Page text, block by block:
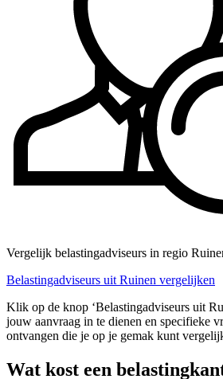
Vergelijk belastingadviseurs in regio
Belastingadviseurs uit Ruinen vergelijken
Klik op de knop ‘Belastingadviseurs uit
jouw aanvraag in te dienen en specifieke
ontvangen die je op je gemak kunt
Wat kost een